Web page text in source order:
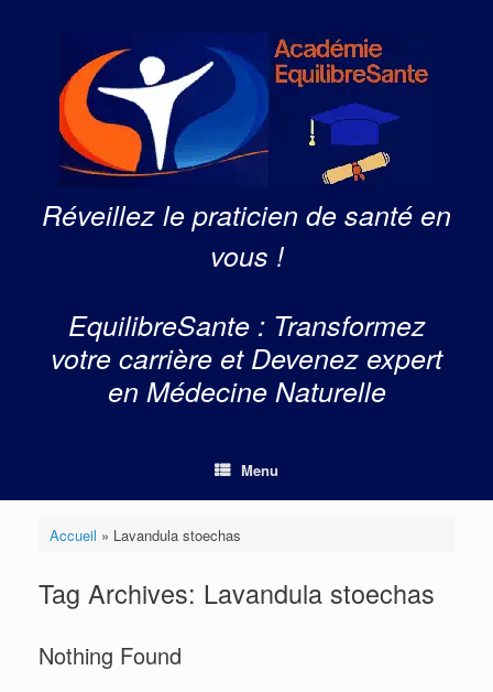
Réveillez le praticien de santé en
vous !
EquilibreSante : Transformez
votre carrière et Devenez expert
en Médecine Naturelle
Menu
Accueil » Lavandula stoechas
Tag Archives: Lavandula stoechas
Nothing Found